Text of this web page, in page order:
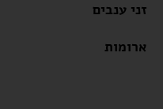
זני ענבים
ארומות